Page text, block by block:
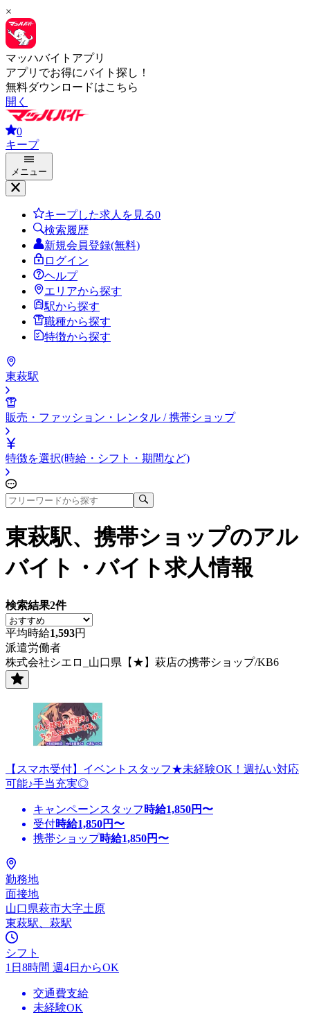
×
マッハバイトアプリ
アプリでお得にバイト探し！
無料ダウンロードはこちら
開く
0
キープ
メニュー
キープした求人を見る0
検索履歴
新規会員登録(無料)
ログイン
ヘルプ
エリアから探す
駅から探す
職種から探す
特徴から探す
東萩駅
販売・ファッション・レンタル / 携帯ショップ
特徴を選択(時給・シフト・期間など)
東萩駅、携帯ショップのアル
バイト・バイト求人情報
検索結果2件
平均時給1,593円
派遣労働者
株式会社シエロ_山口県【★】萩店の携帯ショップ/KB6
【スマホ受付】イベントスタッフ★未経験OK！週払い対応
可能♪手当充実◎
キャンペーンスタッフ 時給1,850円〜
受付時給1,850円〜
携帯ショップ時給1,850円〜
勤務地
面接地
山口県萩市大字土原
東萩駅、萩駅
シフト
1日8時間 週4日からOK
交通費支給
未経験OK